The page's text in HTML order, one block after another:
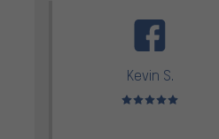
Kevin S.
Bewertungen: 5 von 5